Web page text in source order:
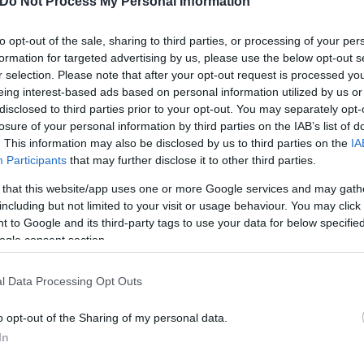
opt-out of the sale, sharing to third parties, or processing of your
for targeted advertising by us, please use the below opt-out
selection. Please note that after your opt-out request is processed
interest-based ads based on personal information utilized by us
to third parties prior to your opt-out. You may separately
of your personal information by third parties on the IAB’s list of
This information may also be disclosed by us to third parties on the
Participants that may further disclose it to other third parties.
that this website/app uses one or more Google services and may
but not limited to your visit or usage behaviour. You may
to Google and its third-party tags to use your data for below
consent section.
Data Processing Opt Outs
opt-out of the Sharing of my personal data.
φράντζα - η 28χρονη ηθοποιός ποζάρει με
με τεράστια κεράσια, δείχνοντας να
μοτίβο μοιάζει οικείο γιατί
γυναίκες όλου του πλανήτη.